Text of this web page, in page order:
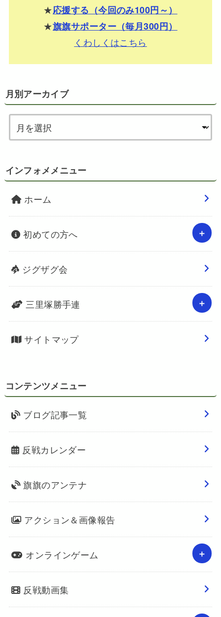
★応援する（今回のみ100円～）
★旗旗サポーター（毎月300円）
くわしくはこちら
月別アーカイブ
インフォメメニュー
ホーム
初めての方へ
ジグザグ会
三里塚勝手連
サイトマップ
コンテンツメニュー
ブログ記事一覧
反戦カレンダー
旗旗のアンテナ
アクション＆画像報告
オンラインゲーム
反戦動画集